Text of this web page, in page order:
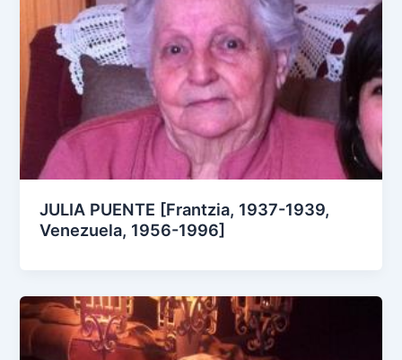
JULIA PUENTE [Frantzia, 1937-1939,
Venezuela, 1956-1996]